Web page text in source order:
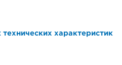
характеристик